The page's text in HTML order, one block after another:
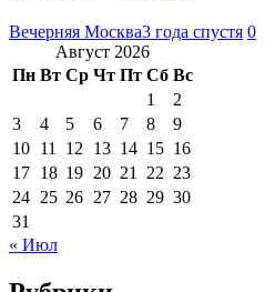
Вечерняя Москва3 года спустя 0
Август 2026
Пн Вт Ср Чт Пт Сб Вс
1
2
3
4 5 6 7 8
9
10 11 12 13 14 15 16
17 18 19 20 21 22 23
24 25 26 27 28 29 30
31
« Июл